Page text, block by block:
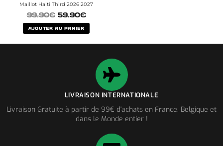
Maillot Haiti Third 2026 2027
99.90€ 59.90€
AJOUTER AU PANIER
LIVRAISON INTERNATIONALE
Livraison Gratuite à partir de 99€ d'achats en France, Belgique et
dans le Monde entier !